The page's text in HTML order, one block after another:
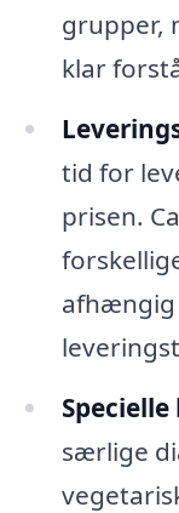
grupper,
klar
tid for
prisen.
afhængig
særlige